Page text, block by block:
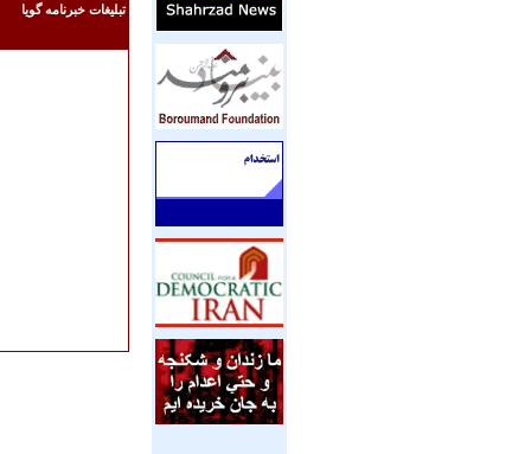
تبليغات خبرنامه گويا